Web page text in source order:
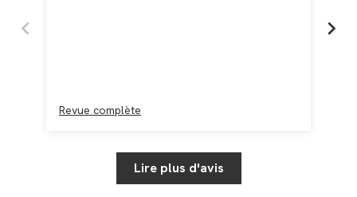
Revue complète
Lire plus d'avis